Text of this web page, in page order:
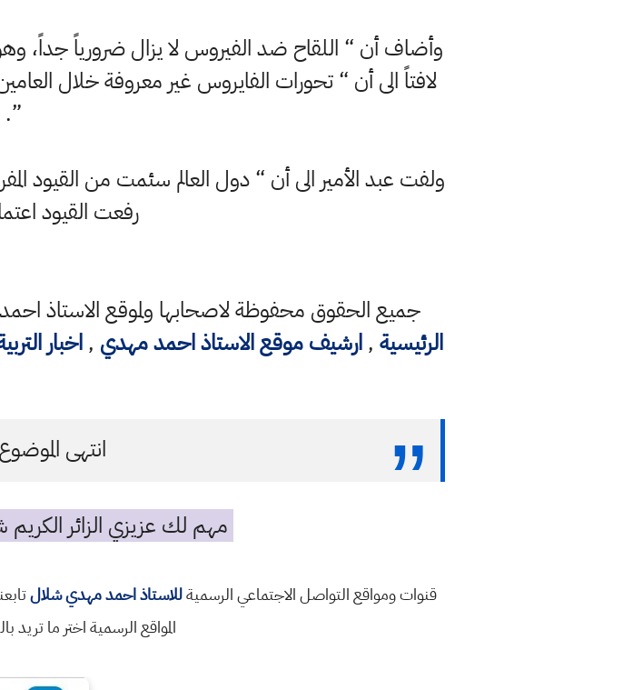
وأضاف أن “ اللقاح ضد الفيروس لا يزال ضرورياً جداً، وهو
لافتاً الى أن “ تحورات الفايروس غير معروفة خلال
”.
ولفت عبد الأمير الى أن “ دول العالم سئمت من القيود
رفعت القيود
جميع الحقوق محفوظة لاصحابها ولموقع الاستاذ
الرئيسية ,ارشيف موقع الاستاذ احمد مهدي ,اخبار
انتهى
مهم لك عزيزي الزائر
قنوات ومواقع التواصل الاجتماعي الرسميةللاستاذ احمد مهدي شلال
المواقع الرسمية اختر ما تريد